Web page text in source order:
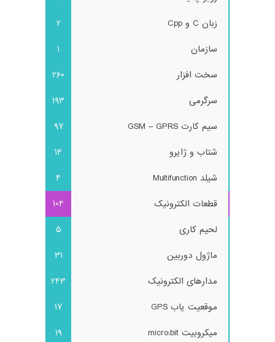
زبان C و Cpp
2
سازمان
1
سخت افزار
260
سرگرمی
193
سیم کارت GSM – GPRS
97
شتاب و ژایرو
14
شیلد Multifunction
4
قطعات الکترونیک
104
لحیم کاری
5
ماژول دوربین
31
مدارهای الکترونیک
243
موقعیت یاب GPS
17
میکروبیت micro:bit
19